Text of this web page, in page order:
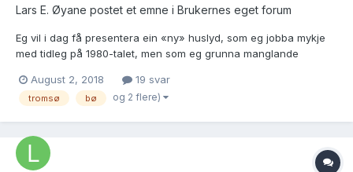
Lars E. Øyane postet et emne i Brukernes eget forum
Eg vil i dag få presentera ein «ny» huslyd, som eg jobba mykje
med tidleg på 1980-talet, men som eg grunna manglande
hjelpemiddel har gjort det mogeleg å komma litt lenger, men eg
står likevel fast på ein del greiner og vonar no på lite vetta...
August 2, 2018 19 svar
tromsø bø og 2 flere)